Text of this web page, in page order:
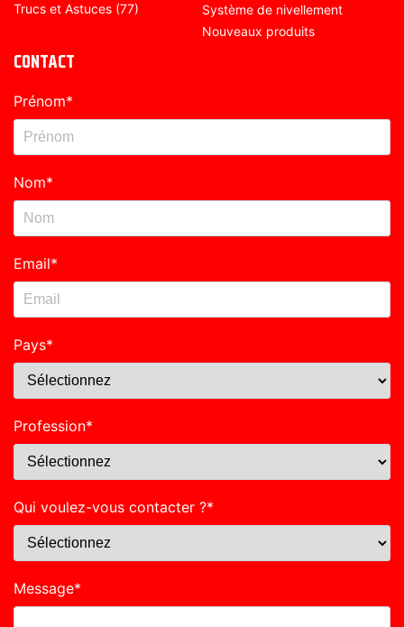
Trucs et Astuces (77)
Système de nivellement
Nouveaux produits
CONTACT
Prénom*
Nom*
Email*
Pays*
Profession*
Qui voulez-vous contacter ?*
Message*